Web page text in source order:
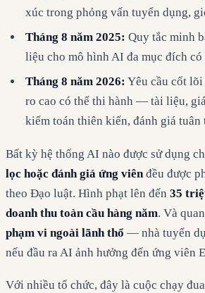
xúc trong phỏng vấn tuyển dụng,
Tháng 8 năm 2025: Quy tắc minh
liệu cho mô hình AI đa mục đích
Tháng 8 năm 2026: Yêu cầu cốt
ro cao có thể thi hành — tài liệu,
kiểm toán thiên kiến, đánh giá tuân
Bất kỳ hệ thống AI nào được sử dụng
lọc hoặc đánh giá ứng viên đều được
theo Đạo luật. Hình phạt lên đến 35
doanh thu toàn cầu hàng năm. Và
phạm vi ngoài lãnh thổ — nhà tuyển
nếu đầu ra AI ảnh hưởng đến ứng viên
Với nhiều tổ chức, đây là cuộc chạy